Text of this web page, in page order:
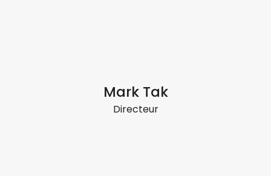
Mark Tak
Directeur